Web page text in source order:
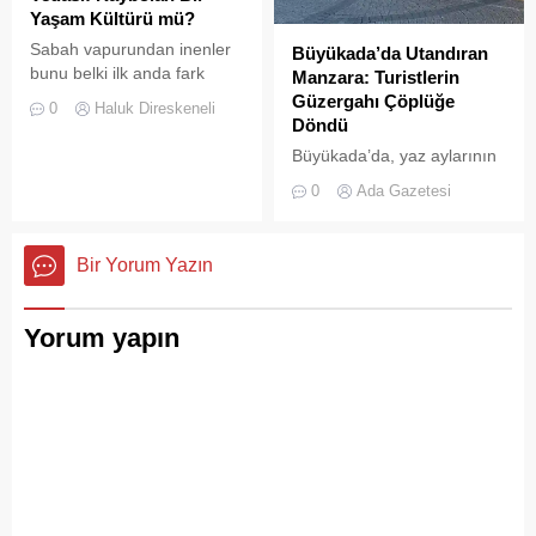
çaldığını gösteriyor. Çöpler
Yaşam Kültürü mü?
Sabah vapurundan inenler
bunu belki ilk anda fark
Büyükada’yı elli, altmış yıldır
0 Haluk Direskeneli
Büyükada’da Utandıran
Manzara: Turistlerin
Güzergahı Çöplüğe
Döndü
Büyükada’da, yaz aylarının
ziyaretçi yoğunluğu, temizlik
0 Ada Gazetesi
Bir Yorum Yazın
Yorum yapın